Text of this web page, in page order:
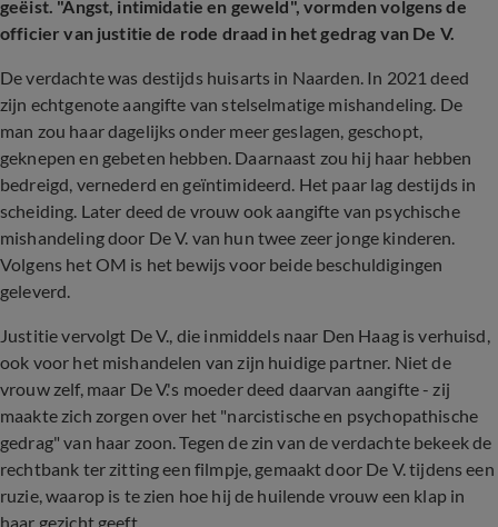
geëist. "Angst, intimidatie en geweld", vormden volgens de
officier van justitie de rode draad in het gedrag van De V.
De verdachte was destijds huisarts in Naarden. In 2021 deed
zijn echtgenote aangifte van stelselmatige mishandeling. De
man zou haar dagelijks onder meer geslagen, geschopt,
geknepen en gebeten hebben. Daarnaast zou hij haar hebben
bedreigd, vernederd en geïntimideerd. Het paar lag destijds in
scheiding. Later deed de vrouw ook aangifte van psychische
mishandeling door De V. van hun twee zeer jonge kinderen.
Volgens het OM is het bewijs voor beide beschuldigingen
geleverd.
Justitie vervolgt De V., die inmiddels naar Den Haag is verhuisd,
ook voor het mishandelen van zijn huidige partner. Niet de
vrouw zelf, maar De V.'s moeder deed daarvan aangifte - zij
maakte zich zorgen over het "narcistische en psychopathische
gedrag" van haar zoon. Tegen de zin van de verdachte bekeek de
rechtbank ter zitting een filmpje, gemaakt door De V. tijdens een
ruzie, waarop is te zien hoe hij de huilende vrouw een klap in
haar gezicht geeft.